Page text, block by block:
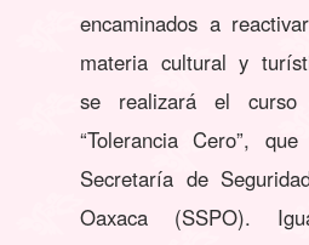
encaminados a
materia cultural y
se realizará el curso
“Tolerancia Cero”,
Secretaría de
Oaxaca (SSPO).